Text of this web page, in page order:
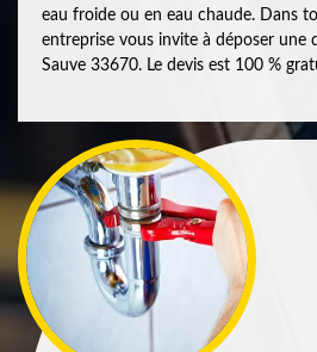
eau froide ou en eau chaude. Dans
entreprise vous invite à déposer une
Sauve 33670. Le devis est 100 %